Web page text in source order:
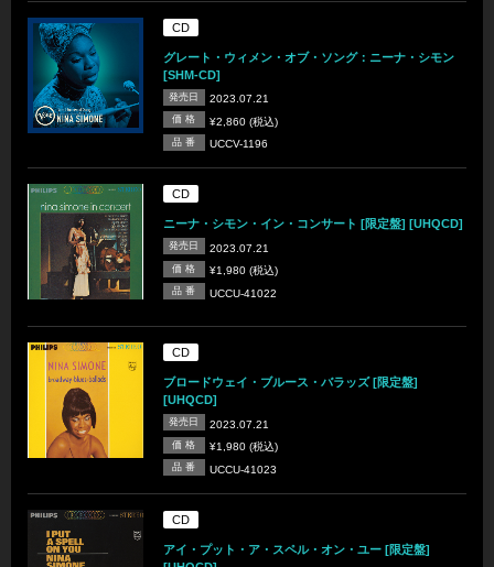
CD
グレート・ウィメン・オブ・ソング：ニーナ・シモン
[SHM-CD]
発売日 2023.07.21
価 格 ¥2,860 (税込)
品 番 UCCV-1196
CD
ニーナ・シモン・イン・コンサート [限定盤] [UHQCD]
発売日 2023.07.21
価 格 ¥1,980 (税込)
品 番 UCCU-41022
CD
ブロードウェイ・ブルース・バラッズ [限定盤]
[UHQCD]
発売日 2023.07.21
価 格 ¥1,980 (税込)
品 番 UCCU-41023
CD
アイ・プット・ア・スペル・オン・ユー [限定盤]